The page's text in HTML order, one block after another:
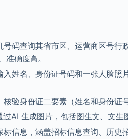
号码查询其省市区、运营商区号行
准确度高。
入姓名、身份证号码和一张人脸
：核验身份证二要素（姓名和身份证
过AI 生成图片，包括图生文、文生
标信息，涵盖招标信息查询、历史